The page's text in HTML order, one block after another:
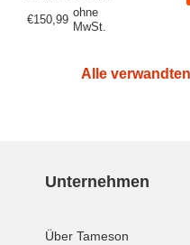
Regulärer
€150,99
ohne
MwSt.
Alle
Unternehmen
Über Tameson